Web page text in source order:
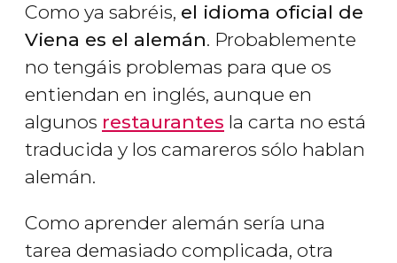
Como ya sabréis, el idioma oficial de
Viena es el alemán. Probablemente
no tengáis problemas para que os
entiendan en inglés, aunque en
algunos restaurantes la carta no está
traducida y los camareros sólo hablan
alemán.
Como aprender alemán sería una
tarea demasiado complicada, otra